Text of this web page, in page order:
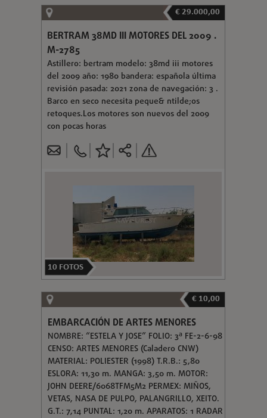
€ 29.000,00
BERTRAM 38MD III MOTORES DEL 2009 .
M-2785
Astillero: bertram modelo: 38md iii motores
del 2009 año: 1980 bandera: española última
revisión pasada: 2021 zona de navegación: 3 .
Barco en seco necesita peque& ntilde;os
retoques.Los motores son nuevos del 2009
con pocas horas
10 FOTOS
€ 10,00
EMBARCACIÓN DE ARTES MENORES
NOMBRE: “ESTELA Y JOSE” FOLIO: 3ª FE-2-6-98
CENSO: ARTES MENORES (Caladero CNW)
MATERIAL: POLIESTER (1998) T.R.B.: 5,80
ESLORA: 11,30 m. MANGA: 3,50 m. MOTOR:
JOHN DEERE/6068TFM5M2 PERMEX: MIÑOS,
VETAS, NASA DE PULPO, PALANGRILLO, XEITO.
G.T.: 7,14 PUNTAL: 1,20 m. APARATOS: 1 RADAR